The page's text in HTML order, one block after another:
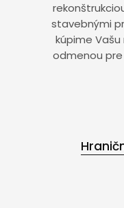
stavebnými
kúpime
odmenou pre